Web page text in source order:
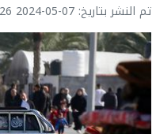
تم النشر بتاريخ: 2024-05-07 09:26